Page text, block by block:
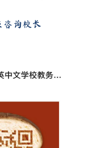
咨询校长